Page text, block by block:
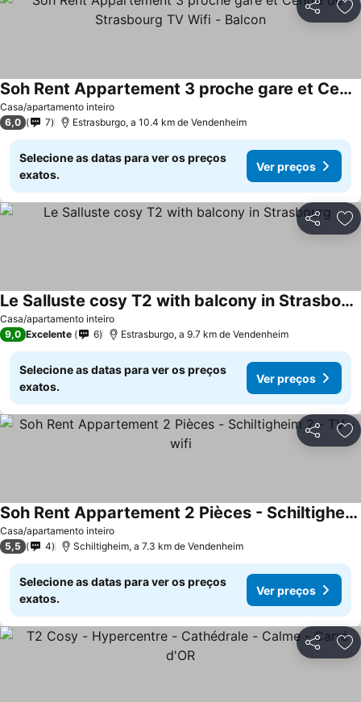
Partilhar
Casa/apartamento inteiro
Soh Rent Appartement 3 proche gare et Centre de Strasbourg TV Wifi - Balcon
6,0 7 Estrasburgo, a 10.4 km de Vendenheim
Selecione as datas para ver os preços
exatos.
Ver preços
Partilhar
Casa/apartamento inteiro
Le Salluste cosy T2 with balcony in Strasbourg
9,0 Excelente 6 Estrasburgo, a 9.7 km de Vendenheim
Selecione as datas para ver os preços
exatos.
Ver preços
Partilhar
Casa/apartamento inteiro
Soh Rent Appartement 2 Pièces - Schiltigheim 2 - TV - wifi
5,5 4 Schiltigheim, a 7.3 km de Vendenheim
Selecione as datas para ver os preços
exatos.
Ver preços
Partilhar